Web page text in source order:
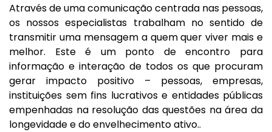
Através de uma comunicação centrada nas pessoas,
os nossos especialistas trabalham no sentido de
transmitir uma mensagem a quem quer viver mais e
melhor. Este é um ponto de encontro para
informação e interação de todos os que procuram
gerar impacto positivo – pessoas, empresas,
instituições sem fins lucrativos e entidades públicas
empenhadas na resolução das questões na área da
longevidade e do envelhecimento ativo..